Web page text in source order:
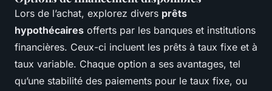
Lors de l’achat, explorez divers prêts
hypothécaires offerts par les banques et institutions
financières. Ceux-ci incluent les prêts à taux fixe et à
taux variable. Chaque option a ses avantages, tel
qu’une stabilité des paiements pour le taux fixe, ou